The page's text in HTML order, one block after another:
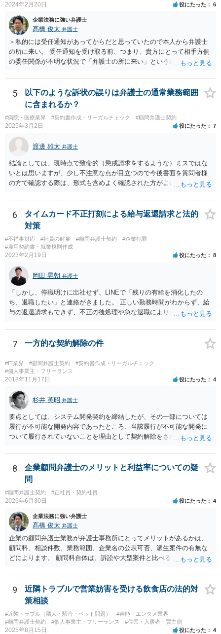
2024年2月20日 役にたった 6
企業法務に強い弁護士
髙橋 俊太 弁護士
＞私的には受任通知があってからだと思っていたので本人から弁護士
の所に来い。 受任通知を受け取る前、つまり、貴方にとって相手方側
の委任関係が不明な状況で「弁護士の所に来い」というのは、さすが
絡がきますよね？ 通常はそのような初動となります。
5
以下のような訴状の誤りは弁護士の通常業務範囲
に含まれるか？
#病院・医療業界 #契約書作成・リーガルチェック #顧問弁護士契約
2025年3月2日 役にたった 7
渡邊 雄太 弁護士
結論としては、現時点で致命的（懲戒請求をするような）ミスではな
いとは思いますが、少し不注意な点が目立つので今後書面を質問者様
の方で確認する際は、形式も含めよく確認された方がよいと思われま
正 →のぞましくはないですが、時たまあるものと存じます。 通常は、
弁護士が起案 Ⅰ依頼者に内容の確認 Ⅱ弁護士が誤字脱字等を確認 Ⅲ
念のため事務員が確認 Ⅳ提出 の流れになりますので、どこかの段階で
気が付くことが多いです。仮処分等緊急性が高い案件では提出時に裁
判所窓口で修正して受理してもらうということはありますので、その
場合は責められない部分もあるかと思います。 ②証拠である薬品名を
うね。よくわからないならば弁護士としては依頼者にこちらの薬品で
よいですかと聞くべきではあると思います。他のミスに比してこれは
内容に関するミスなので、今後はよく確認いただいた方がよいと思い
ます。 ③証拠のナンバーが入らないまま甲号証のハンコが押されたま
まになっている →形式ミスですね。不注意ですが、訴訟の勝敗に直結
ショットの証拠が縦長や横長に印刷され、文字が間延びしている(読め
ないことはない) →こちらも③と同様であると思います。 以上のとお
り、①～④も訴訟の勝敗に直結するものではないと思われますので、
致命的なミスではないと思います。 もっとも、形式面も仕事の完成物
として当然確認すべきでありますので、今後は気を付けるように弁護
士にお伝えいただいてもよいと思います。
6
タイムカード不正打刻による給与返還請求と法的
対策
#不祥事対応 #社員の解雇 #顧問弁護士契約
#企業犯罪
#雇用契約書・就業規則作成
2023年2月19日 役にたった 8
岡田 晃朝 弁護士
「しかし、停職明けに出社せず、LINEで「残りの有給を消化したの
ち、退職したい」と連絡がきました。 正しい勤務時間がわからず、給
与の返還請求もできず、不正の後処理や急な退職により、社や他のス
状況です。」 大変悪質ですね。打刻場所のデータと、これまでのタイ
ムカードの虚偽を確認し、突き付けて責任を問題にすることになるで
しょう。 詐欺もありうるでしょうね。 「正しい時間がわからないとい
うタイムカード不正打刻による返還請求はどのようにおこなえばよい
でしょうか？」 想定できる虚偽を前提に、相手と協議して詰めればよ
いかと思います。 確実な記録があれば、それによるのがよいですが、
すべては不可能でしょうので。 相手の言動には早急には返事をせずに
弁護士と相談しながら、対応策を検討する方がよいでしょう。 また、
返還が難しい場合、損害賠償を請求する事はできますでしょうか？ 法
的には可能ですが、立証の問題があります。 協議でも問題にできそう
ですが、調停なども検討できるでしょう。 また、返還請求も損害賠償
請求もせず、「詐欺」として、警察に被害届を出す事は可能でしょう
7 一方的な契約解除の件
#IT業界 #顧問弁護士契約
#契約書作成・リーガルチェック
#個人事業主・フリーランス
2018年11月17日 役にたった 4
杉井 英昭 弁護士
要点としては、システム開発契約を締結したが、その一部については
履行が不可能な開発内容であったところ、当該履行が不可能な開発に
ついて履行されていないことを理由として契約解除をされた。そこ
いうご質問であると理解しました。 まず、「物理的にできない開発で
一方的に契約不履行のように伝えられ」とのことですが、「物理的に
できない」と真に言えるのかどうか、なぜ「物理的にできない開発」
を請け負うことになったのかが問題です。 もし、「物理的にできな
い」という意味が、単に「契約に記載された納期では間に合わない」
ということであれば、それは単純に履行遅滞を理由とする債務不履行
ですから、契約解除は有効です。 「物理的にできない」が、そもそも
そのような開発は理論的に不可能（例えば、タイムマシンを作るとい
う契約等）であれば、契約自体が無効になる可能性があります。 いず
れの場合であっても、結局は、上記の「物理的にできない」部分を除
いた部分は開発完了しているということですから、その部分に相当す
る請負代金は請求できる可能性があります。 ただし、当該開発完了部
分だけでどれくらいの価値があるのか、が問題になります。 一般論は
以上で、より個別的なお話は、詳しい契約内容や開発内容を知る必要
がありますので、正式に弁護士に相談することも検討された方がよい
と思います。
8
企業顧問弁護士のメリットと利益率についての疑
問
#顧問弁護士契約 #正社員・契約社員
2026年6月30日 役にたった 4
企業法務に強い弁護士
髙橋 俊太 弁護士
企業の顧問弁護士業務が弁護士事務所にとってメリットがあるかは、
顧問料、相談件数、業務範囲、企業名の公表可否、派生案件の有無な
どによります。 顧問料自体は、訴訟や大型案件と比べると大きな利益
とってメリットです。また、契約書、労務、債権回収、クレーム対
応、従業員対応など、顧問先から別案件が発生することもあります。
さらに、ある程度知名度のある企業について、実名で顧問先として公
表できるのであれば、事務所の信用や実績としての意味もあります。
一方で、例えば、福利厚生部門の顧問の場合、従業員個人の相談が多
かったり、細かい相談に頻繁に対応する必要があったりすると、顧問
9
近隣トラブルで営業妨害を受ける飲食店の法的対
策相談
#近隣トラブル（隣人・騒音・ペット問題）
#芸能・エンタメ業界
#顧問弁護士契約
#個人事業主・フリーランス #住民・入居者・買主側
2025年8月15日 役にたった 4